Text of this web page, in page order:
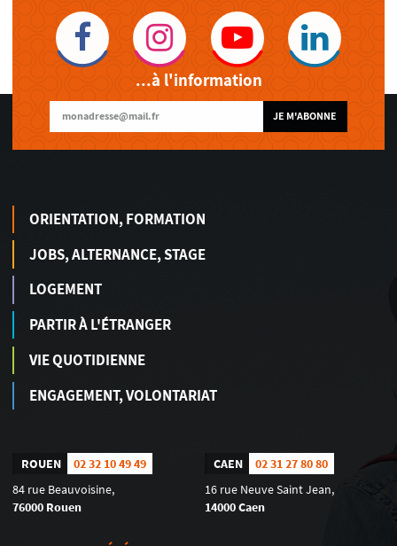
...à l'information
JE M'ABONNE
ORIENTATION, FORMATION
JOBS, ALTERNANCE, STAGE
LOGEMENT
PARTIR À L'ÉTRANGER
VIE QUOTIDIENNE
ENGAGEMENT, VOLONTARIAT
ROUEN
02 32 10 49 49
84 rue Beauvoisine,
76000 Rouen
CAEN
02 31 27 80 80
16 rue Neuve Saint Jean,
14000 Caen